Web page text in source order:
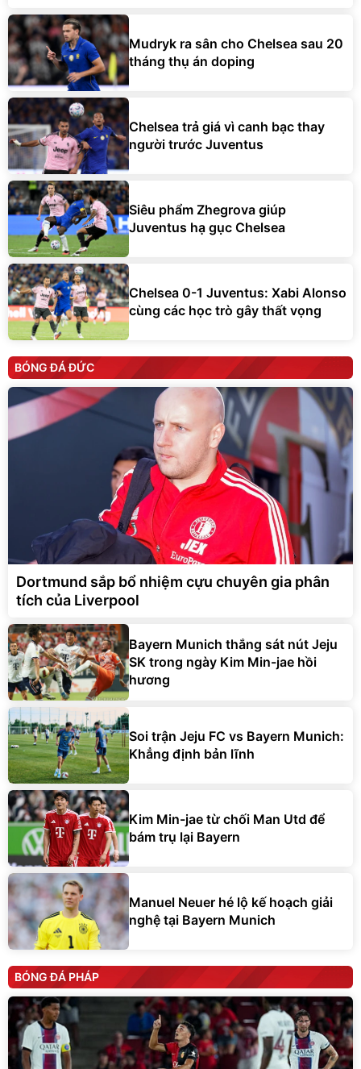
Mudryk ra sân cho Chelsea sau 20
tháng thụ án doping
Chelsea trả giá vì canh bạc thay
người trước Juventus
Siêu phẩm Zhegrova giúp
Juventus hạ gục Chelsea
Chelsea 0-1 Juventus: Xabi Alonso
cùng các học trò gây thất vọng
BÓNG ĐÁ ĐỨC
Dortmund sắp bổ nhiệm cựu chuyên gia phân
tích của Liverpool
Bayern Munich thắng sát nút Jeju
SK trong ngày Kim Min-jae hồi
hương
Soi trận Jeju FC vs Bayern Munich:
Khẳng định bản lĩnh
Kim Min-jae từ chối Man Utd để
bám trụ lại Bayern
Manuel Neuer hé lộ kế hoạch giải
nghệ tại Bayern Munich
BÓNG ĐÁ PHÁP